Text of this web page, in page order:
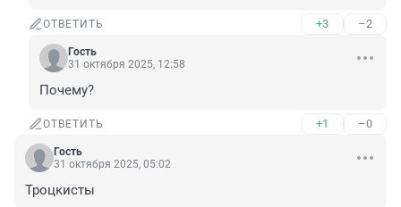
ОТВЕТИТЬ +3 –2
Гость
31 октября 2025, 12:58
Почему?
ОТВЕТИТЬ +1 –0
Гость
31 октября 2025, 05:02
Троцкисты